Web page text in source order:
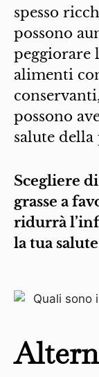
spesso
possono
peggiorare
alimenti
possono
salute della
Scegliere
grasse a
ridurrà
la tua